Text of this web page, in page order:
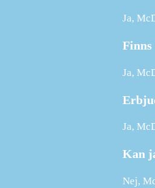
Ja,
Finns
Ja,
Ja,
Kan
Nej,